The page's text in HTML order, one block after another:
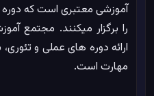
آموزشی معتبری است که
را برگزار میکنند. مجتمع
ارائه دوره های عملی و
مهارت است.